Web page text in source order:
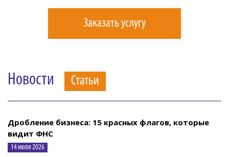
Заказать услугу
Новости Статьи
Дробление бизнеса: 15 красных флагов, которые
видит ФНС
14 июля 2026